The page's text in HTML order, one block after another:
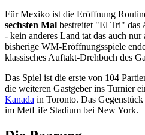
Für Mexiko ist die Eröffnung
sechsten Mal bestreitet "El Tri" das
- kein anderes Land tat das auch
bisherige WM-Eröffnungsspiele
klassisches Auftakt-Drehbuch des
Das Spiel ist die erste von 104
die weiteren Gastgeber ins Turnier
Kanada in Toronto. Das Gegenstück
im MetLife Stadium bei New York.